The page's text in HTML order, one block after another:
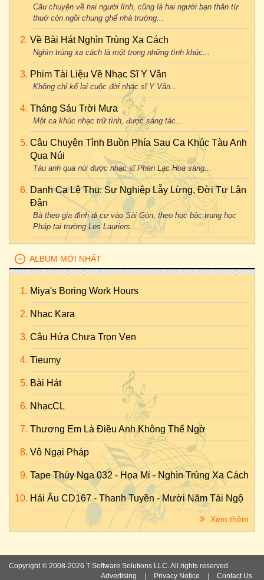
Câu chuyện về hai người lính, cũng là hai người bạn thân từ
thuở còn ngồi chung ghế nhà trường...
Về Bài Hát Nghìn Trùng Xa Cách
Nghìn trùng xa cách là một trong những tình khúc...
Phim Tài Liệu Về Nhạc Sĩ Y Vân
Không chỉ kể lại cuộc đời nhạc sĩ Y Vân...
Tháng Sáu Trời Mưa
Một ca khúc nhạc trữ tình, được sáng tác...
Câu Chuyện Tình Buồn Phía Sau Ca Khúc Tàu Anh
Qua Núi
Tàu anh qua núi được nhạc sĩ Phan Lạc Hoa sáng...
Danh Ca Lệ Thu: Sự Nghiệp Lẫy Lừng, Đời Tư Lận
Đận
Bà theo gia đình di cư vào Sài Gòn, theo học bậc trung học
Pháp tại trường Les Lauriers...
ALBUM MỚI NHẤT
Miya's Boring Work Hours
Nhac Kara
Câu Hứa Chưa Trọn Vẹn
Tieumy
Bài Hát
NhạcCL
Thương Em Là Điều Anh Không Thể Ngờ
Vô Ngại Pháp
Tape Thúy Nga 032 - Họa Mi - Nghìn Trùng Xa Cách
Hải Âu CD167 - Thanh Tuyền - Mười Năm Tái Ngộ
Xem thêm
Copyright © 2008-2026 T Software Solutions LLC. All rights reserved.
Advertising
Privacy Notice Contact Us